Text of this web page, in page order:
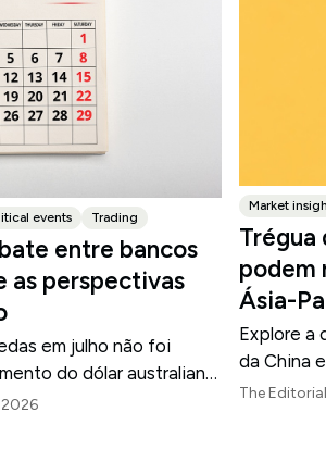
events Trading
entre bancos
as perspectivas
em julho não foi
do dólar australiano
japonês.
Market
Trégua
podem
Ásia-
Explore a
da China
moldam
The